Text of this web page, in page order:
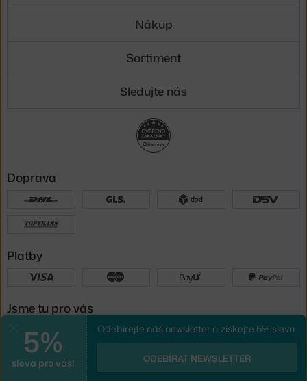
5%
sleva pro vás!
Odebírejte náš newsletter a získejte 5% slevu.
ODEBÍRAT NEWSLETTER
Nákup
Sortiment
Sledujte nás
Doprava
Platby
Jsme tu pro vás
e-shop na míruod